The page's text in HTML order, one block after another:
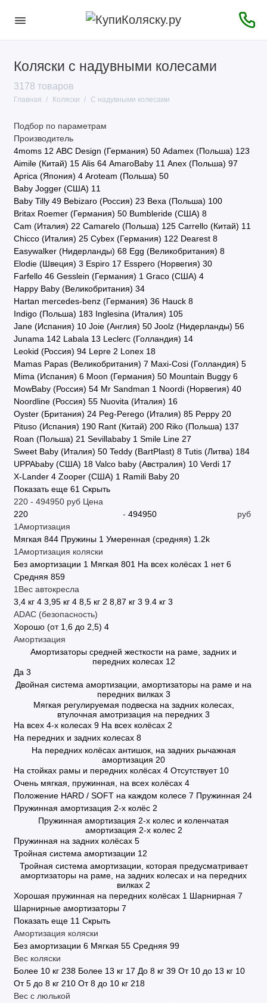
Коляски с надувными колесами
3178 товаров
Главная Коляски С надувными колесами
Подбор по параметрам
Производитель
4moms 12 ABC Design (Германия) 50 Adamex (Польша) 123
Aimile (Китай) 15 Alis 64 AmaroBaby 11 Anex (Польша) 97
Aprica (Япония) 4 Aroteam (Польша) 50
Baby Jogger (США) 11
Baby Tilly 49 Bebizaro (Россия) 23 Bexa (Польша) 100
Britax Roemer (Германия) 50 Bumbleride (США) 8
Cam (Италия) 22 Camarelo (Польша) 125 Carrello (Китай) 11
Chicco (Италия) 25 Cybex (Германия) 122 Dearest 8
Easywalker (Нидерланды) 68 Egg (Великобритания) 8
Elodie (Швеция) 3 Espiro 17 Esspero (Норвегия) 30
Farfello 46 Gesslein (Германия) 1 Graco (США) 4
Happy Baby (Великобритания) 34
Hartan mercedes-benz (Германия) 36 Hauck 8
Indigo (Польша) 183 Inglesina (Италия) 105
Jane (Испания) 10 Joie (Англия) 50 Joolz (Нидерланды) 56
Junama 142 Labala 13 Leclerc (Голландия) 14
Leokid (Россия) 94 Lepre 2 Lonex 18
Mamas Papas (Великобритания) 7 Maxi-Cosi (Голландия) 5
Mima (Испания) 6 Moon (Германия) 50 Mountain Buggy 6
MowBaby (Россия) 54 Mr Sandman 1 Noordi (Норвегия) 40
Noordline (Россия) 55 Nuovita (Италия) 16
Oyster (Британия) 24 Peg-Perego (Италия) 85 Peppy 20
Pituso (Испания) 190 Rant (Китай) 200 Riko (Польша) 137
Roan (Польша) 21 Sevillababy 1 Smile Line 27
Sweet Baby (Италия) 50 Teddy (BartPlast) 8 Tutis (Литва) 184
UPPAbaby (США) 18 Valco baby (Австралия) 10 Verdi 17
X-Lander 4 Zooper (США) 1 Ramili Baby 20
Показать еще 61 Скрыть
220- 494950руб Цена
-
руб
1Амортизация
Мягкая 844 Пружины 1 Умеренная (средняя) 1.2k
1Амортизация коляски
Без амортизации 1 Мягкая 801 На всех колёсах 1 нет 6
Средняя 859
1Вес автокресла
3,4 кг 4 3,95 кг 4 8,5 кг 2 8,87 кг 3 9.4 кг 3
ADAC (безопасность)
Хорошо (от 1,6 до 2,5) 4
Амортизация
Амортизаторы средней жесткости на раме, задних и
передних колесах 12
Да 3
Двойная система амортизации, амортизаторы на раме и на
передних вилках 3
Мягкая регулируемая подвеска на задних колесах,
втулочная амотризация на передних 3
На всех 4-х колесах 9 На всех колёсах 2
На передних и задних колесах 8
На передних колёсах антишок, на задних рычажная
амортизация 20
На стойках рамы и передних колёсах 4 Отсутствует 10
Очень мягкая, пружинная, на всех колёсах 4
Положение HARD / SOFT на каждом колесе 7 Пружинная 24
Пружинная амортизация 2-х колёс 2
Пружинная амортизация 2-х колес и коленчатая
амортизация 2-х колес 2
Пружинная на задних колёсах 5
Тройная система амортизации 12
Тройная система амортизации, которая предусматривает
амортизаторы на раме, на задних колесах и на передних
вилках 2
Хорошая пружинная на передних колёсах 1 Шарнирная 7
Шарнирные амортизаторы 7
Показать еще 11 Скрыть
Амортизация коляски
Без амортизации 6 Мягкая 55 Средняя 99
Вес коляски
Более 10 кг 238 Более 13 кг 17 До 8 кг 39 От 10 до 13 кг 10
От 5 до 8 кг 210 От 8 до 10 кг 218
Вес с люлькой